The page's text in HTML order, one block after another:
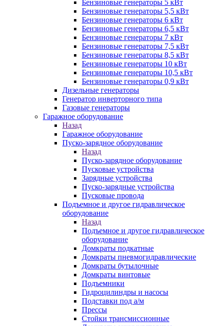
Бензиновые генераторы 5 кВт
Бензиновые генераторы 5,5 кВт
Бензиновые генераторы 6 кВт
Бензиновые генераторы 6,5 кВт
Бензиновые генераторы 7 кВт
Бензиновые генераторы 7,5 кВт
Бензиновые генераторы 8,5 кВт
Бензиновые генераторы 10 кВт
Бензиновые генераторы 10,5 кВт
Бензиновые генераторы 0,9 кВт
Дизельные генераторы
Генератор инверторного типа
Газовые генераторы
Гаражное оборудование
Назад
Гаражное оборудование
Пуско-зарядное оборудование
Назад
Пуско-зарядное оборудование
Пусковые устройства
Зарядные устройства
Пуско-зарядные устройства
Пусковые провода
Подъемное и другое гидравлическое
оборудование
Назад
Подъемное и другое гидравлическое
оборудование
Домкраты подкатные
Домкраты пневмогидравлические
Домкраты бутылочные
Домкраты винтовые
Подъемники
Гидроцилиндры и насосы
Подставки под а/м
Прессы
Стойки трансмиссионные